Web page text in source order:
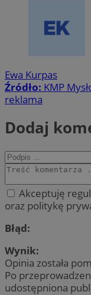
Ewa Kurpas
Źródło: KMP
reklama
Dodaj
Akceptuję
oraz politykę
Błąd:
Wynik:
Opinia została
Po
udostępniona